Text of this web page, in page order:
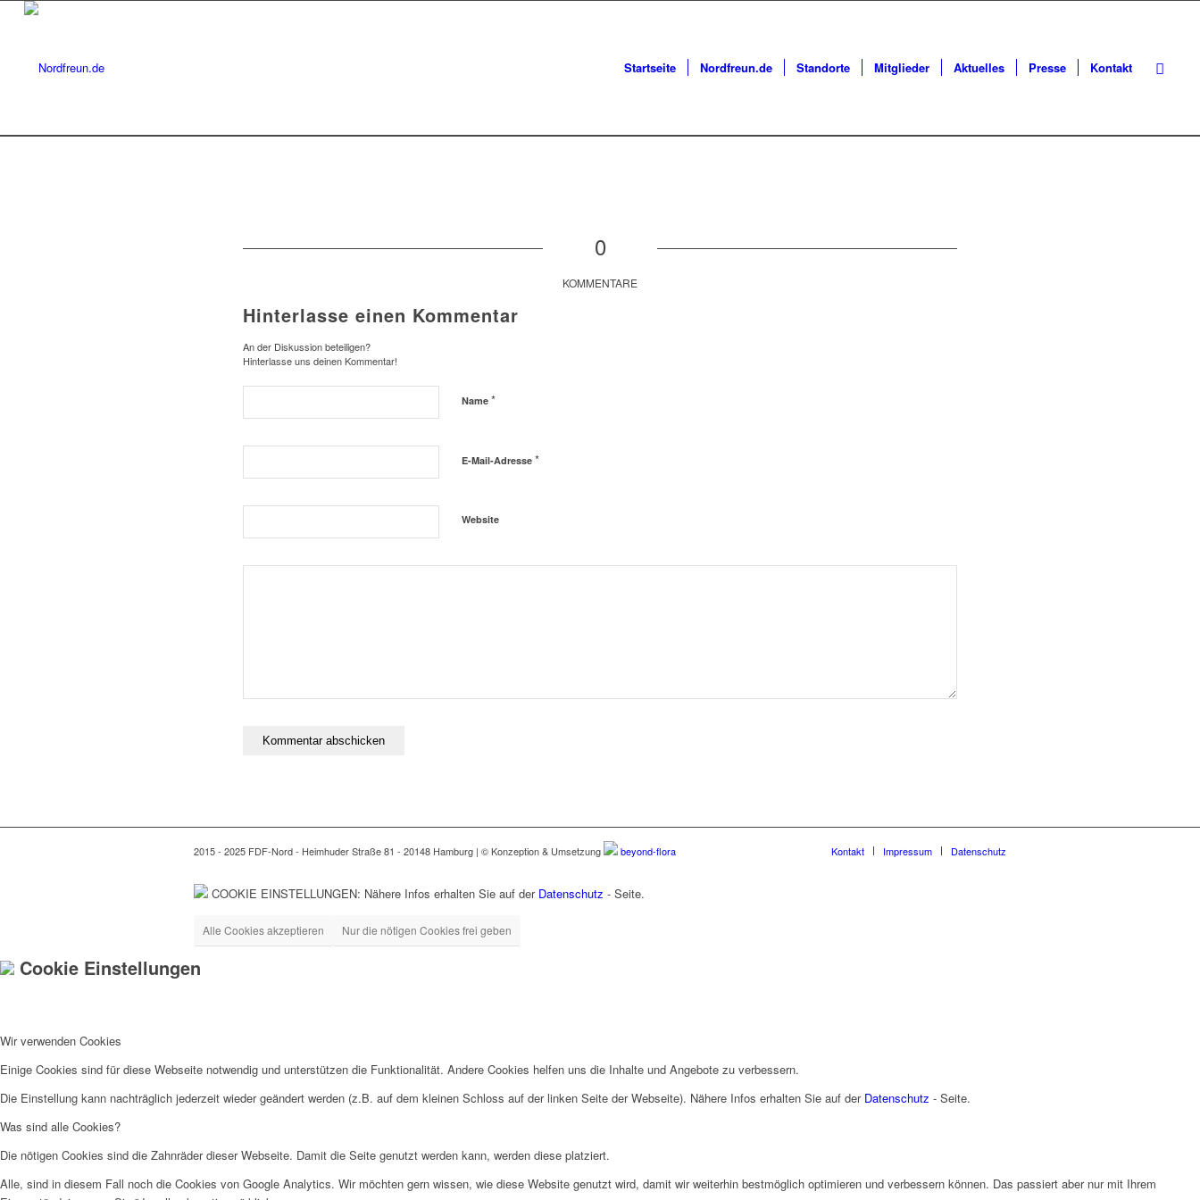
Startseite Nordfreun.de Standorte Mitglieder Aktuelles Presse Kontakt
0
KOMMENTARE
Hinterlasse einen Kommentar
An der Diskussion beteiligen?
Hinterlasse uns deinen Kommentar!
Name *
E-Mail-Adresse *
Website
2015 - 2025 FDF-Nord - Heimhuder Straße 81 - 20148 Hamburg | © Konzeption & Umsetzung beyond-flora Kontakt Impressum Datenschutz
COOKIE EINSTELLUNGEN: Nähere Infos erhalten Sie auf der Datenschutz - Seite.
Alle Cookies akzeptieren Nur die nötigen Cookies frei geben
Cookie Einstellungen
Wir verwenden Cookies
Einige Cookies sind für diese Webseite notwendig und unterstützen die Funktionalität. Andere Cookies helfen uns die Inhalte und Angebote zu verbessern.
Die Einstellung kann nachträglich jederzeit wieder geändert werden (z.B. auf dem kleinen Schloss auf der linken Seite der Webseite). Nähere Infos erhalten Sie auf der Datenschutz - Seite.
Was sind alle Cookies?
Die nötigen Cookies sind die Zahnräder dieser Webseite. Damit die Seite genutzt werden kann, werden diese platziert.
Alle, sind in diesem Fall noch die Cookies von Google Analytics. Wir möchten gern wissen, wie diese Website genutzt wird, damit wir weiterhin bestmöglich optimieren und verbessern können. Das passiert aber nur mit Ihrem